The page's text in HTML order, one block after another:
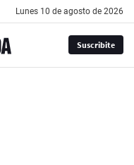
lunes 10 de agosto de 2026
Suscribite